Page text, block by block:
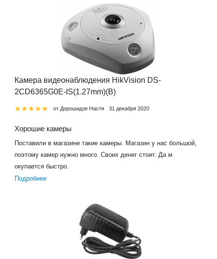
Камера видеонаблюдения HikVision DS-
2CD6365G0E-IS(1.27mm)(B)
от Дорошидзе Настя 31 декабря 2020
Хорошие камеры
Поставили в магазине такие камеры. Магазин у нас большой,
поэтому камер нужно много. Своих денег стоит. Да м
окупается быстро.
Подробнее